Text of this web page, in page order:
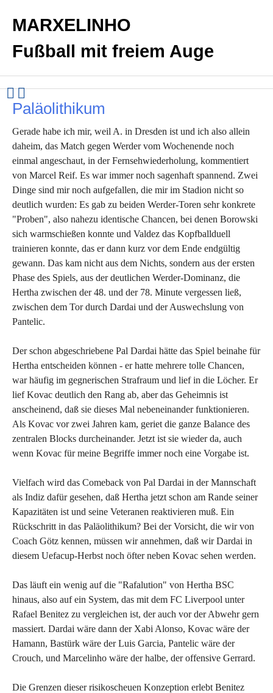
MARXELINHO
Fußball mit freiem Auge
Paläolithikum
Gerade habe ich mir, weil A. in Dresden ist und ich also allein
daheim, das Match gegen Werder vom Wochenende noch
einmal angeschaut, in der Fernsehwiederholung, kommentiert
von Marcel Reif. Es war immer noch sagenhaft spannend. Zwei
Dinge sind mir noch aufgefallen, die mir im Stadion nicht so
deutlich wurden: Es gab zu beiden Werder-Toren sehr konkrete
"Proben", also nahezu identische Chancen, bei denen Borowski
sich warmschießen konnte und Valdez das Kopfballduell
trainieren konnte, das er dann kurz vor dem Ende endgültig
gewann. Das kam nicht aus dem Nichts, sondern aus der ersten
Phase des Spiels, aus der deutlichen Werder-Dominanz, die
Hertha zwischen der 48. und der 78. Minute vergessen ließ,
zwischen dem Tor durch Dardai und der Auswechslung von
Pantelic.
Der schon abgeschriebene Pal Dardai hätte das Spiel beinahe für
Hertha entscheiden können - er hatte mehrere tolle Chancen,
war häufig im gegnerischen Strafraum und lief in die Löcher. Er
lief Kovac deutlich den Rang ab, aber das Geheimnis ist
anscheinend, daß sie dieses Mal nebeneinander funktionieren.
Als Kovac vor zwei Jahren kam, geriet die ganze Balance des
zentralen Blocks durcheinander. Jetzt ist sie wieder da, auch
wenn Kovac für meine Begriffe immer noch eine Vorgabe ist.
Vielfach wird das Comeback von Pal Dardai in der Mannschaft
als Indiz dafür gesehen, daß Hertha jetzt schon am Rande seiner
Kapazitäten ist und seine Veteranen reaktivieren muß. Ein
Rückschritt in das Paläolithikum? Bei der Vorsicht, die wir von
Coach Götz kennen, müssen wir annehmen, daß wir Dardai in
diesem Uefacup-Herbst noch öfter neben Kovac sehen werden.
Das läuft ein wenig auf die "Rafalution" von Hertha BSC
hinaus, also auf ein System, das mit dem FC Liverpool unter
Rafael Benitez zu vergleichen ist, der auch vor der Abwehr gern
massiert. Dardai wäre dann der Xabi Alonso, Kovac wäre der
Hamann, Bastürk wäre der Luis Garcia, Pantelic wäre der
Crouch, und Marcelinho wäre der halbe, der offensive Gerrard.
Die Grenzen dieser risikoscheuen Konzeption erlebt Benitez